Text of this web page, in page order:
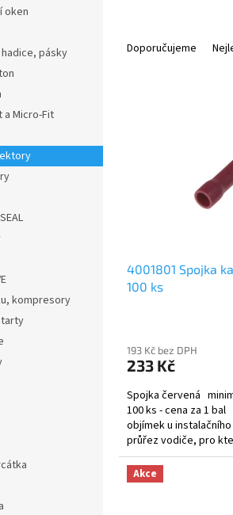
oken
pásky
a Micro-Fit
kompresory
Doporučujeme
4001801 Spojka
100 ks
193 Kč bez DPH
233 Kč
Spojka červená
100 ks - cena za 1
objímek u
průřez vodiče, pro
jednotlivé...
Akce